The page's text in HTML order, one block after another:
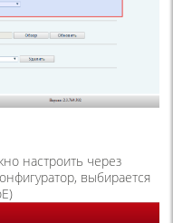
настроить через
выбирается